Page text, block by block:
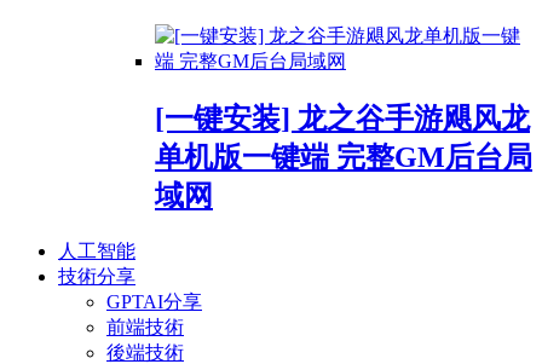
[一键安装] 龙之谷手游飓风龙
单机版一键端 完整GM后台局
域网
人工智能
技術分享
GPTAI分享
前端技術
後端技術